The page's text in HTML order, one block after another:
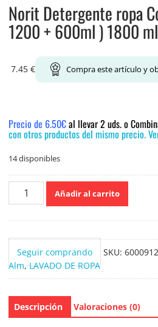
Norit Detergente ropa
1200 + 600ml ) 1800 ml
7.45 € Compra este artículo y
Precio de 6.50€al llevar 2 uds. o
con otros productos del mismo precio.
14 disponibles
Norit
Detergente
36
dosis
(
1200
+
600ml
)
Añadir al carrito
Seguir comprando SKU: 6000912
Alm,LAVADO DE ROPA
Descripción Valoraciones (0)